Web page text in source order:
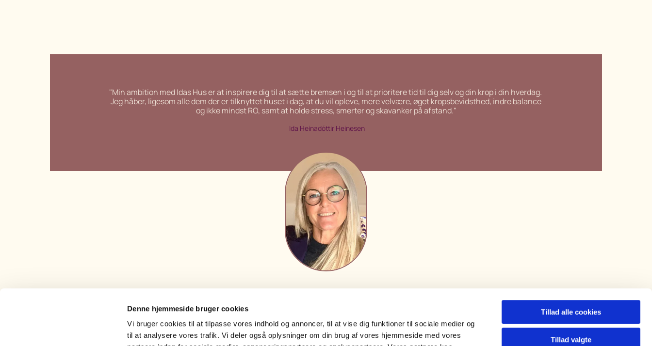
Denne hjemmeside bruger cookies
Vi bruger cookies til at tilpasse vores indhold og annoncer, til at vise dig funktioner til sociale medier og
til at analysere vores trafik. Vi deler også oplysninger om din brug af vores hjemmeside med vores
Tillad alle cookies
Tillad valgte
"Min ambition med Idas Hus er at inspirere dig til at sætte bremsen i og til at prioritere tid til dig selv og din krop i din hverdag.
Jeg håber, ligesom alle dem der er tilknyttet huset i dag, at du vil opleve, mere velvære, øget kropsbevidsthed, indre balance
ogikkemindst RO, samt at holde stress, smerter og skavanker på afstand."
Ida Heinadóttir Heinesen
Kontakt